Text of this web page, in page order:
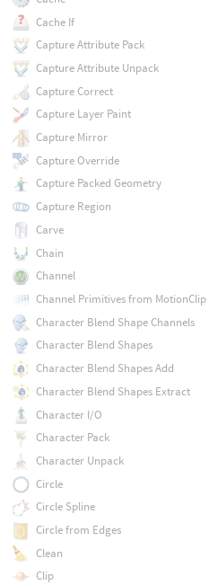
Cache If
Capture Attribute Pack
Capture Attribute Unpack
Capture Correct
Capture Layer Paint
Capture Mirror
Capture Override
Capture Packed Geometry
Capture Region
Carve
Chain
Channel
Channel Primitives from MotionClip
Character Blend Shape Channels
Character Blend Shapes
Character Blend Shapes Add
Character Blend Shapes Extract
Character I/O
Character Pack
Character Unpack
Circle
Circle Spline
Circle from Edges
Clean
Clip